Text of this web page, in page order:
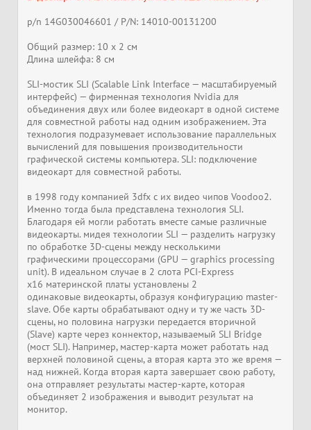
p/n 14G030046601 / P/N: 14010-00131200
Общий размер: 10 х 2 см
Длина шлейфа: 8 см
SLI-мостик SLI (Scalable Link Interface — масштабируемый
интерфейс) — фирменная технология Nvidia для
объединения двух или более видеокарт в одной системе
для совместной работы над одним изображением. Эта
технология подразумевает использование параллельных
вычислений для повышения производительности
графической системы компьютера. SLI: подключение
видеокарт для совместной работы.
в 1998 году компанией 3dfx с их видео чипов Voodoo2.
Именно тогда была представлена технология SLI.
Благодаря ей могли работать вместе самые различные
видеокарты. мидея технологии SLI — разделить нагрузку
по обработке 3D-сцены между несколькими
графическими процессорами (GPU — graphics processing
unit). В идеальном случае в 2 слота PCI-Express
x16 материнской платы установлены 2
одинаковые видеокарты, образуя конфигурацию master-
slave. Обе карты обрабатывают одну и ту же часть 3D-
сцены, но половина нагрузки передается вторичной
(Slave) карте через коннектор, называемый SLI Bridge
(мост SLI). Например, мастер-карта может работать над
верхней половиной сцены, а вторая карта это же время —
над нижней. Когда вторая карта завершает свою работу,
она отправляет результаты мастер-карте, которая
объединяет 2 изображения и выводит результат на
монитор.